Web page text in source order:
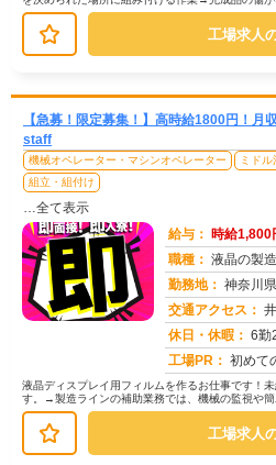
をセットしてボタンを押すだけの作...
工場求人
【急募！限定募集！】高時給1800円！月
staff
機械オペレーター・マシンオペレーター ミドル
組立・組付け
…全て表示
給与： 時給1,800
職種： 液晶の製
勤務地： 神奈川
交通アクセス：
休日・休暇： 6勤
工場PR： 初めての工場勤務、初め
液晶ディスプレイ用フィルムを作るお仕事です！
す。→製造ラインの補助業務では、機械の監視や
は、製品に傷や汚れがないか確認します...
工場求人